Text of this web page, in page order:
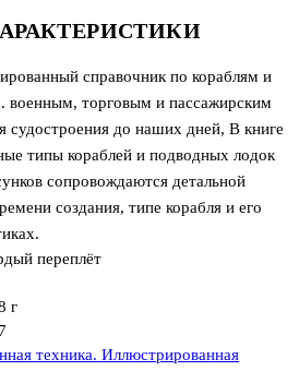
справочник по кораблям и
военным, торговым и пассажирским
судостроения до наших дней, В книге
типы кораблей и подводных лодок
сопровождаются детальной
создания, типе корабля и его
переплёт
г
техника. Иллюстрированная